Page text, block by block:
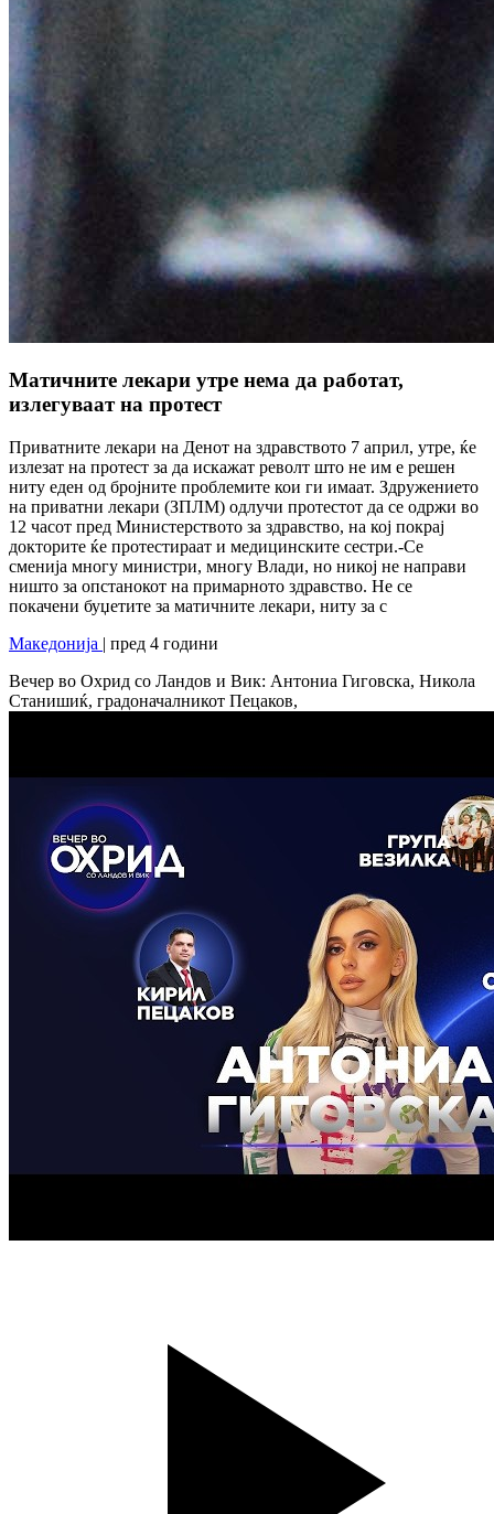
Матичните лекари утре нема да работат,
излегуваат на протест
Приватните лекари на Денот на здравството 7 април, утре, ќе
излезат на протест за да искажат револт што не им е решен
ниту еден од бројните проблемите кои ги имаат. Здружението
на приватни лекари (ЗПЛМ) одлучи протестот да се одржи во
12 часот пред Министерството за здравство, на кој покрај
докторите ќе протестираат и медицинските сестри.-Се
сменија многу министри, многу Влади, но никој не направи
ништо за опстанокот на примарното здравство. Не се
покачени буџетите за матичните лекари, ниту за с
Македонија | пред 4 години
Вечер во Охрид со Ландов и Вик: Антониа Гиговска, Никола
Станишиќ, градоначалникот Пецаков,